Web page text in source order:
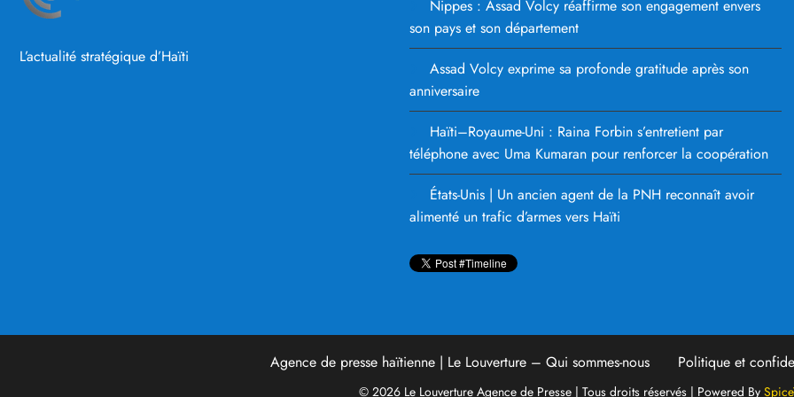
L’actualité stratégique d’Haïti
Nippes : Assad Volcy réaffirme son engagement envers
son pays et son département
Assad Volcy exprime sa profonde gratitude après son
anniversaire
Haïti–Royaume-Uni : Raina Forbin s’entretient par
téléphone avec Uma Kumaran pour renforcer la coopération
États-Unis | Un ancien agent de la PNH reconnaît avoir
alimenté un trafic d’armes vers Haïti
Agence de presse haïtienne | Le Louverture – Qui sommes-nous Politique et
© 2026 Le Louverture Agence de Presse | Tous droits réservés | Powered By